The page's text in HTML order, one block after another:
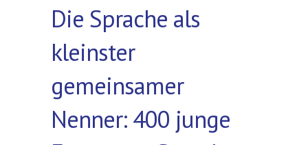
Die Sprache als
kleinster
gemeinsamer
Nenner: 400 junge